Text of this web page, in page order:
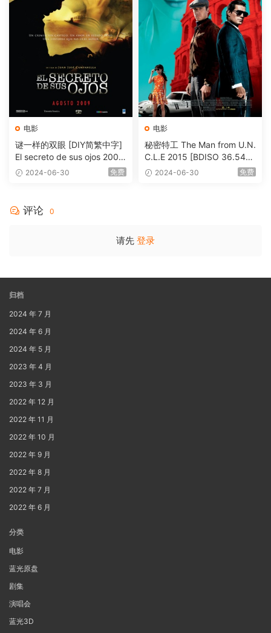
电影
谜一样的双眼 [DIY简繁中字]
El secreto de sus ojos 2009
1080p Blu-ray AVC DTS-HD
2024-06-30 免费
电影
秘密特工 The Man from U.N.
C.L.E 2015 [BDISO 36.54G
B] 2024-06-30 免费
评论 0
请先 登录
归档
2024 年 7 月
2024 年 6 月
2024 年 5 月
2023 年 4 月
2023 年 3 月
2022 年 12 月
2022 年 11 月
2022 年 10 月
2022 年 9 月
2022 年 8 月
2022 年 7 月
2022 年 6 月
分类
电影
蓝光原盘
剧集
演唱会
蓝光3D